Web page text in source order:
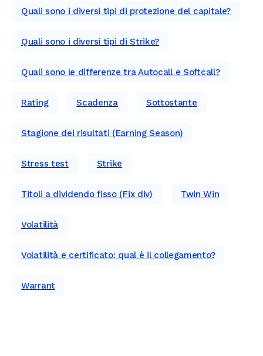
Quali sono i diversi tipi di protezione del capitale?
Quali sono i diversi tipi di Strike?
Quali sono le differenze tra Autocall e Softcall?
Rating Scadenza Sottostante
Stagione dei risultati (Earning Season)
Stress test Strike
Titoli a dividendo fisso (Fix div) Twin Win
Volatilità
Volatilità e certificato: qual è il collegamento?
Warrant